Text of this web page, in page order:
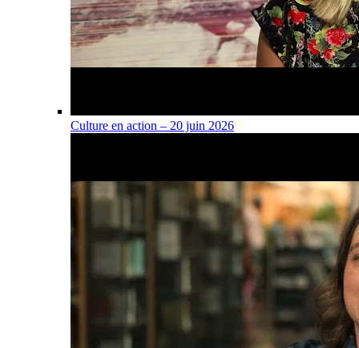
Culture en action – 20 juin 2026